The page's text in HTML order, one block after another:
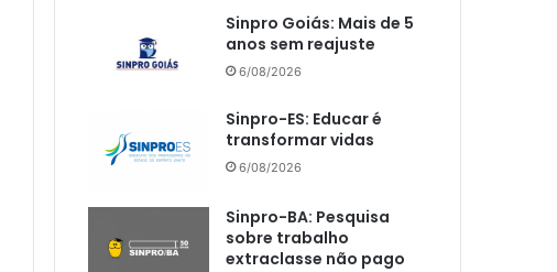
Sinpro Goiás: Mais de 5
anos sem reajuste
6/08/2026
Sinpro-ES: Educar é
transformar vidas
6/08/2026
Sinpro-BA: Pesquisa
sobre trabalho
extraclasse não pago